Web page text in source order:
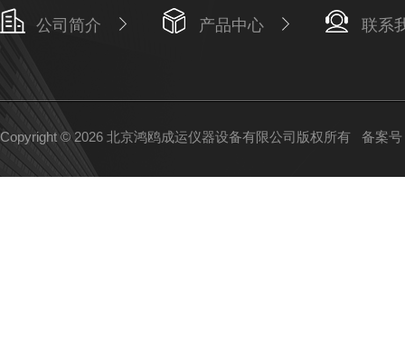
公司简介 产品中心 联系
Copyright © 2026 北京鸿鸥成运仪器设备有限公司版权所有 备案号